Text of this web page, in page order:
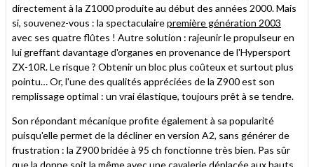
directement à la Z1000 produite au début des années 2000. Mais
si, souvenez-vous : la spectaculairepremière génération 2003
avec ses quatre flûtes ! Autre solution : rajeunir le propulseur en
lui greffant davantage d'organes en provenance de l'Hypersport
ZX-10R. Le risque ? Obtenir un bloc plus coûteux et surtout plus
pointu… Or, l'une des qualités appréciées de la Z900 est son
remplissage optimal : un vrai élastique, toujours prêt à se tendre.
Son répondant mécanique profite également à sa popularité
puisqu'elle permet de la décliner en version A2, sans générer de
frustration : la Z900 bridée à 95 ch fonctionne très bien. Pas sûr
que la donne soit la même avec une cavalerie déplacée aux hauts